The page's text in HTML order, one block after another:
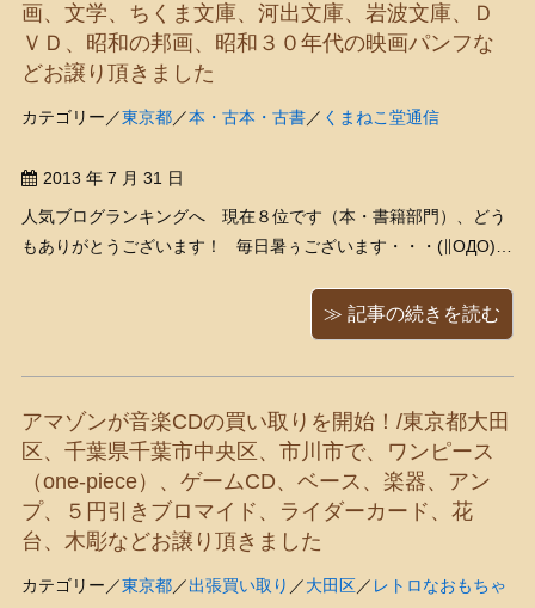
画、文学、ちくま文庫、河出文庫、岩波文庫、Ｄ
ＶＤ、昭和の邦画、昭和３０年代の映画パンフな
どお譲り頂きました
カテゴリー／東京都／本・古本・古書／ くまねこ堂通信
2013 年 7 月 31 日
人気ブログランキングへ 現在８位です（本・書籍部門）、どう
もありがとうございます！ 毎日暑ぅございます・・・(∥OДO)ｾﾞ
りました（笑）そして選んだのはこちら 「赤い森」折原一/祥伝
≫ 記事の続きを読む
アマゾンが音楽CDの買い取りを開始！/東京都大田
区、千葉県千葉市中央区、市川市で、ワンピース
（one-piece）、ゲームCD、ベース、楽器、アン
プ、５円引きブロマイド、ライダーカード、花
台、木彫などお譲り頂きました
カテゴリー／東京都／出張買い取り ／大田区／ レトロなおもちゃ